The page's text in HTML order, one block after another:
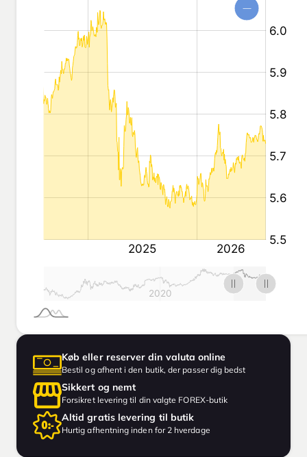
Køb eller reserver din valuta online
Bestil og afhent i den butik, der passer dig bedst
Sikkert og nemt
Forsikret levering til din valgte FOREX-butik
Altid gratis levering til butik
Hurtig afhentning inden for 2 hverdage